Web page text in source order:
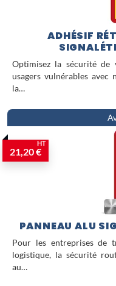
ADHÉSIF
Optimisez la sécurité de
usagers vulnérables
la…
21,20 €
HT
PANNEAU ALU
Pour les entreprises de
logistique, la sécurité
au…